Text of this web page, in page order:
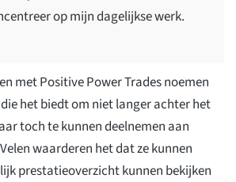
op mijn dagelijkse werk.
met Positive Power Trades noemen
het biedt om niet langer achter het
toch te kunnen deelnemen aan
waarderen het dat ze kunnen
prestatieoverzicht kunnen bekijken